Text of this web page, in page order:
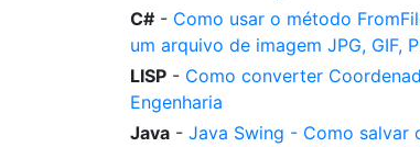
C# - Como usar o método
um arquivo de imagem JPG, GIF,
LISP - Como converter
Engenharia
Java - Java Swing - Como salvar